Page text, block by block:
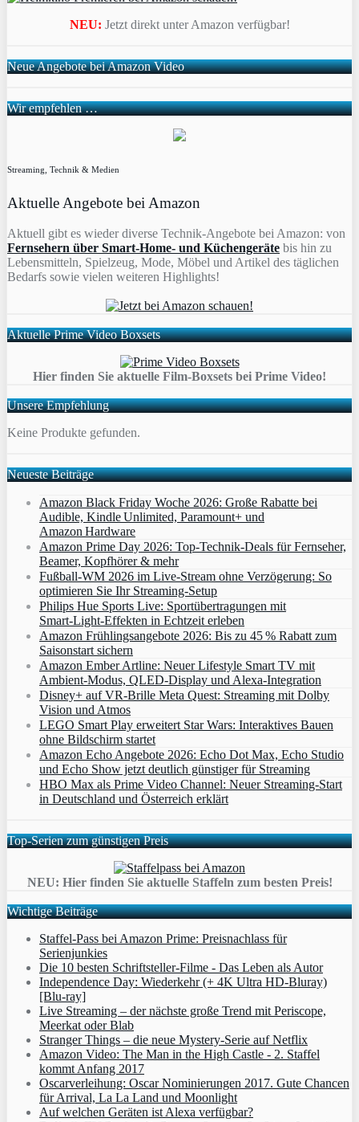
NEU: Jetzt direkt unter Amazon verfügbar!
Neue Angebote bei Amazon Video
Wir empfehlen …
Streaming, Technik & Medien
Aktuelle Angebote bei Amazon
Aktuell gibt es wieder diverse Technik-Angebote bei Amazon: von
Fernsehern über Smart-Home- und Küchengeräte bis hin zu
Lebensmitteln, Spielzeug, Mode, Möbel und Artikel des täglichen
Bedarfs sowie vielen weiteren Highlights!
Aktuelle Prime Video Boxsets
Hier finden Sie aktuelle Film-Boxsets bei Prime Video!
Unsere Empfehlung
Keine Produkte gefunden.
Neueste Beiträge
Amazon Black Friday Woche 2026: Große Rabatte bei
Audible, Kindle Unlimited, Paramount+ und
Amazon Hardware
Amazon Prime Day 2026: Top-Technik-Deals für Fernseher,
Beamer, Kopfhörer & mehr
Fußball-WM 2026 im Live-Stream ohne Verzögerung: So
optimieren Sie Ihr Streaming-Setup
Philips Hue Sports Live: Sportübertragungen mit
Smart‑Light‑Effekten in Echtzeit erleben
Amazon Frühlingsangebote 2026: Bis zu 45 % Rabatt zum
Saisonstart sichern
Amazon Ember Artline: Neuer Lifestyle Smart TV mit
Ambient‑Modus, QLED‑Display und Alexa‑Integration
Disney+ auf VR-Brille Meta Quest: Streaming mit Dolby
Vision und Atmos
LEGO Smart Play erweitert Star Wars: Interaktives Bauen
ohne Bildschirm startet
Amazon Echo Angebote 2026: Echo Dot Max, Echo Studio
und Echo Show jetzt deutlich günstiger für Streaming
HBO Max als Prime Video Channel: Neuer Streaming‑Start
in Deutschland und Österreich erklärt
Top-Serien zum günstigen Preis
NEU: Hier finden Sie aktuelle Staffeln zum besten Preis!
Wichtige Beiträge
Staffel-Pass bei Amazon Prime: Preisnachlass für
Serienjunkies
Die 10 besten Schriftsteller-Filme - Das Leben als Autor
Independence Day: Wiederkehr (+ 4K Ultra HD-Bluray)
[Blu-ray]
Live Streaming – der nächste große Trend mit Periscope,
Meerkat oder Blab
Stranger Things – die neue Mystery-Serie auf Netflix
Amazon Video: The Man in the High Castle - 2. Staffel
kommt Anfang 2017
Oscarverleihung: Oscar Nominierungen 2017. Gute Chancen
für Arrival, La La Land und Moonlight
Auf welchen Geräten ist Alexa verfügbar?